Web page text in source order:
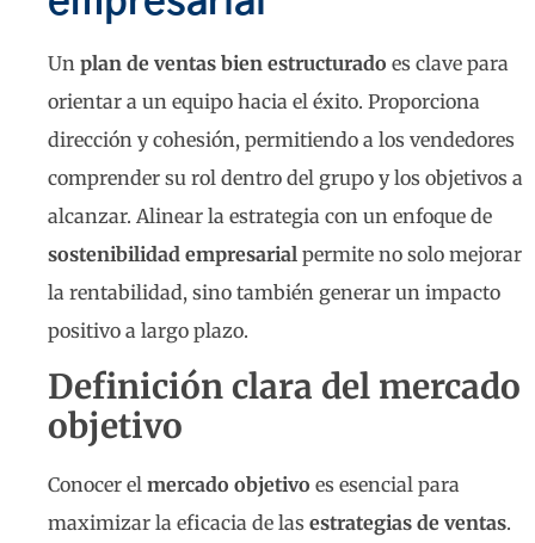
Un plan de ventas bien estructurado es clave para
orientar a un equipo hacia el éxito. Proporciona
dirección y cohesión, permitiendo a los vendedores
comprender su rol dentro del grupo y los objetivos a
alcanzar. Alinear la estrategia con un enfoque de
sostenibilidad empresarial permite no solo mejorar
la rentabilidad, sino también generar un impacto
positivo a largo plazo.
Definición clara del mercado
objetivo
Conocer el mercado objetivo es esencial para
maximizar la eficacia de las estrategias de ventas.